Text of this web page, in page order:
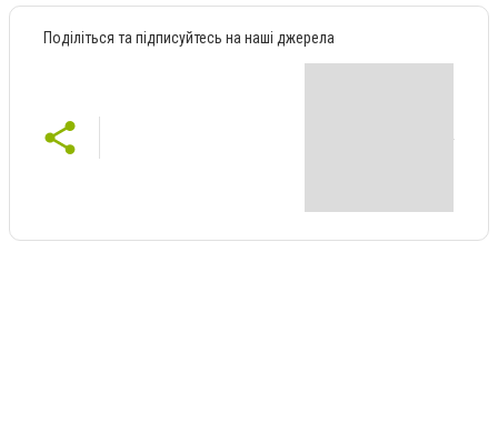
Поділіться та підписуйтесь на наші джерела